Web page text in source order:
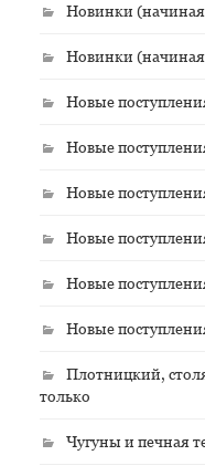
Новинки
Новинки
Новые
Новые
Новые
Новые
Новые
Новые
Плотницкий,
только
Чугуны и печная